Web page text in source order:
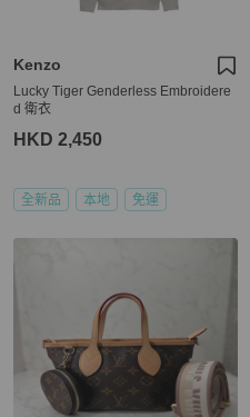
Kenzo
Lucky Tiger Genderless Embroidere
d 衛衣
HKD 2,450
全新品 本地 免運